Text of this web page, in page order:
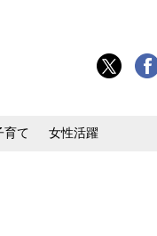
育て 女性活躍